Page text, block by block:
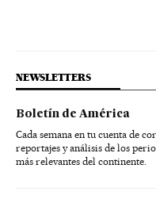
NEWSLETTERS
Boletín de América
Cada semana en tu cuenta de
reportajes y análisis de los
más relevantes del continente.